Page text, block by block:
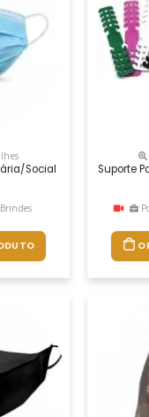
social (não Cirúrgica)
Suporte